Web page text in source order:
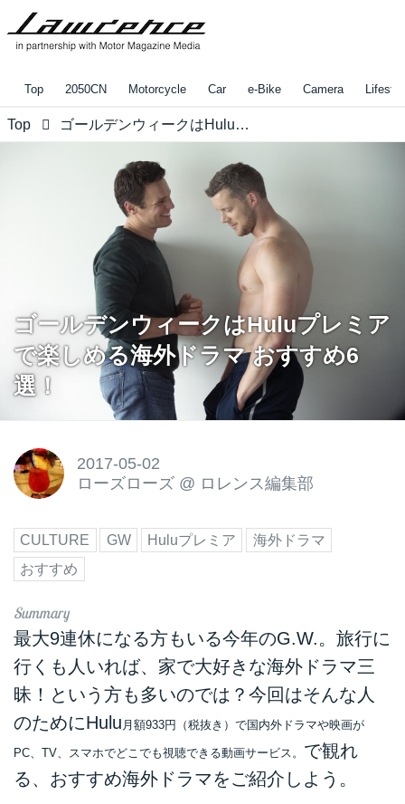
Top 2050CN Motorcycle Car e-Bike Camera
Top ゴールデンウィークはHuluプレミアで楽しめる海外ドラマ おすすめ6選！
ゴールデンウィークはHuluプレミア
で楽しめる海外ドラマ おすすめ6
選！
2017-05-02
ローズローズ @ ロレンス編集部
CULTURE GW Huluプレミア
海外ドラマ
おすすめ
最大9連休になる方もいる今年のG.W.。旅行に
行くも人いれば、家で大好きな海外ドラマ三
昧！という方も多いのでは？今回はそんな人
のためにHulu 月額933円（税抜き）で国内外ドラマや映画が
PC、TV、スマホでどこでも視聴できる動画サービス。 で観れ
る、おすすめ海外ドラマをご紹介しよう。